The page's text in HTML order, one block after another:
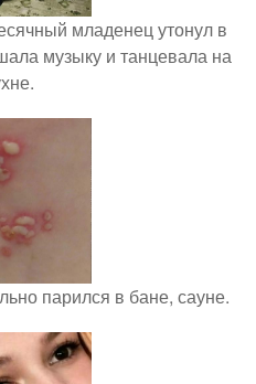
младенец утонул в
музыку и танцевала на
парился в бане, сауне.